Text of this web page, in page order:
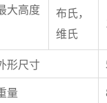
大高度
布氏，
维氏
形尺寸
量